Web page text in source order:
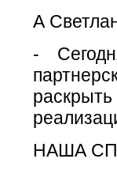
А
-
НАША